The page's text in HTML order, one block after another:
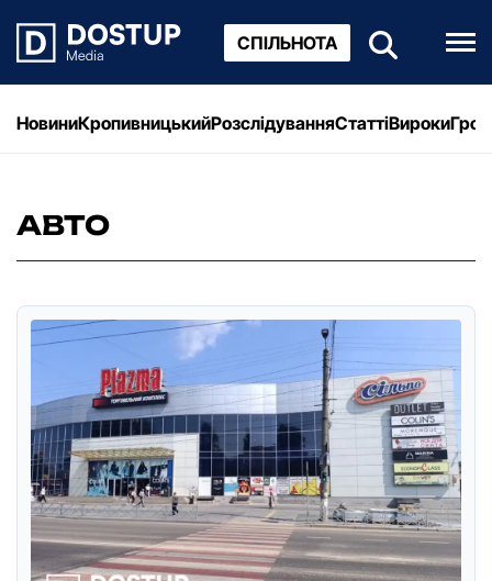
СПІЛЬНОТА
НовиниКропивницькийРозслідуванняСтаттіВироки
АВТО